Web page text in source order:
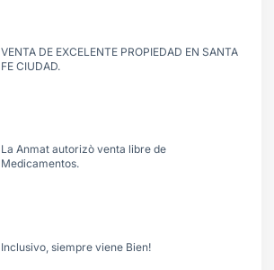
VENTA DE EXCELENTE PROPIEDAD EN SANTA
FE CIUDAD.
La Anmat autorizò venta libre de
Medicamentos.
Inclusivo, siempre viene Bien!